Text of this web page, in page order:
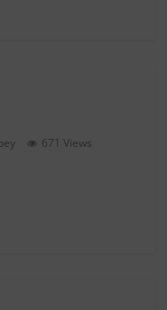
671 Views